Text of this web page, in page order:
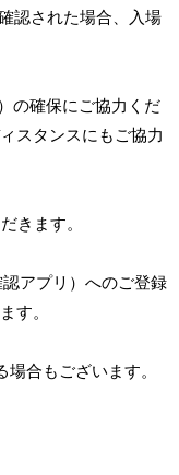
認された場合、入場
の確保にご協力くだ
スタンスにもご協力
きます。
アプリ）へのご登録
す。
合もございます。